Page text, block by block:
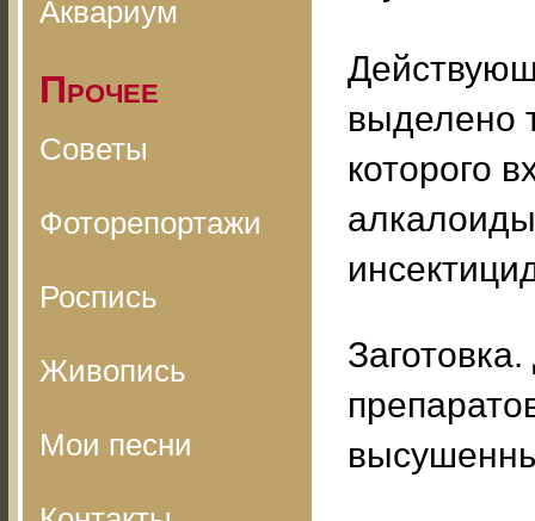
Аквариум
Прочее
Советы
Фоторепортажи
Роспись
Живопись
Мои песни
выделено
которого